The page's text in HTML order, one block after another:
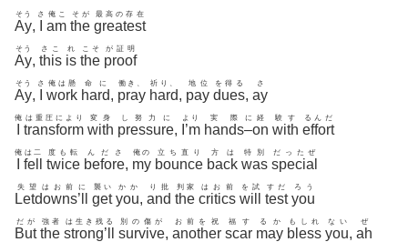
Ay
そう
,
さ
am
俺こ
the
そが
greatest
最高の存在
Ay
そう
, this
さこ
is
れ
the
こそ
proof
が証明
Ay
そう
,
さ
work
俺は懸
hard
命に
, pray
働き、
hard
祈り、
, pay
地位
dues
を得る
, ay
さ
俺
transform
は重圧により
with
変身
pressure
し努力に
, I’m
より
hands
実際
–
に
on
経
with
験す
effort
るんだ
俺
fell
は二
twice
度も転
before
んださ
, my
俺の
bounce
立ち直り
back
方は
was
特別
special
だったぜ
Letdowns’ll
失望はお前に
get
襲い
you
かか
, and
り批
the
判家
critics
はお前
will
を試
test
すだ
you
ろう
But
だが
the
強者
strong’ll
は生き残る
survive
別の傷が
, another
お前を祝
scar
福す
may
るか
bless
もしれ
you
ない
, ah
ぜ